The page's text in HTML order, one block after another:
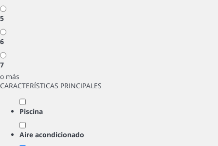
5
6
7
o más
CARACTERÍSTICAS PRINCIPALES
Piscina
Aire acondicionado